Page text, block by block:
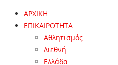
ΑΡΧΙΚΗ
ΕΠΙΚΑΙΡΟΤΗΤΑ
Αθλητισμός
Διεθνή
Ελλάδα